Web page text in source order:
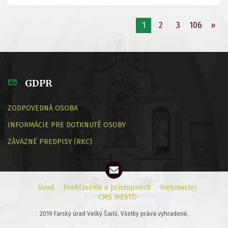
1 2 3 106 »
GDPR
ZODPOVEDNÁ OSOBA
INFORMÁCIE PRE DOTKNUTÉ OSOBY
ZÁVÄZNÉ PREDPISY (RKC)
Úvod Prehlásenie o prístupnosti
Webmaster
CMS WESTO
2019 Farský úrad Veľký Šariš. Všetky práva vyhradené.